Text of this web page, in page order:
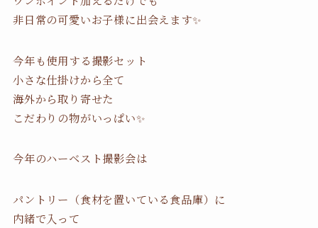
非日常の可愛いお子様に出会えます✨
今年も使用する撮影セット
小さな仕掛けから全て
海外から取り寄せた
こだわりの物がいっぱい✨
今年のハーベスト撮影会は
パントリー（食材を置いている食品庫）に
内緒で入って